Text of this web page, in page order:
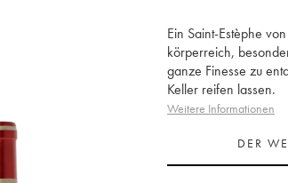
Ein Saint-Estèphe
körperreich,
ganze Finesse zu
Keller reifen lassen.
Weitere Informationen
DER